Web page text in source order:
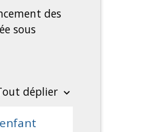
des
sous
déplier keyboard_arrow_down